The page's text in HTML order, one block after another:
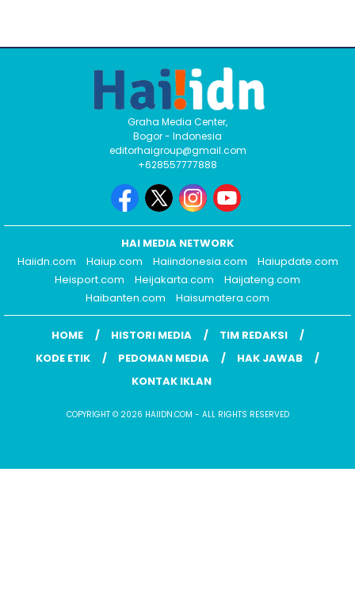
Graha Media Center,
Bogor - Indonesia
editorhaigroup@gmail.com
+628557777888
HAI MEDIA NETWORK
Haiidn.com
Haiup.com Haiindonesia.com
Haiupdate.com
Heisport.com
Heijakarta.com
Haijateng.com
Haibanten.com
Haisumatera.com
HOME HISTORI MEDIA
TIM REDAKSI
KODE ETIK
PEDOMAN MEDIA
HAK JAWAB
KONTAK IKLAN
COPYRIGHT © 2026 HAIIDN.COM - ALL RIGHTS RESERVED